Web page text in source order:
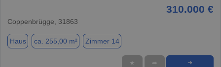
310.000 €
Coppenbrügge, 31863
Haus ca. 255,00 m² Zimmer 14
★ ➦ ➜